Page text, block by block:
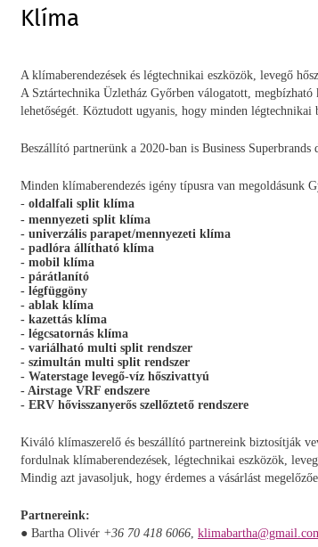
Klíma
A klímaberendezések és légtechnikai eszközök, levegő
A Sztártechnika Üzletház Győrben válogatott,
lehetőségét. Köztudott ugyanis, hogy minden
Beszállító partnerünk a 2020-ban is Business Superbrands
Minden klímaberendezés igény típusra van megoldásunk
- oldalfali split klíma
- mennyezeti split klíma
- univerzális parapet/mennyezeti klíma
- padlóra állítható klíma
- mobil klíma
- párátlanító
- légfüggöny
- ablak klíma
- kazettás klíma
- légcsatornás klíma
- variálható multi split rendszer
- szimultán multi split rendszer
- Waterstage levegő-víz hőszivattyú
- Airstage VRF endszere
- ERV hővisszanyerős szellőztető rendszere
Kiváló klímaszerelő és beszállító partnereink biztosítják
fordulnak klímaberendezések, légtechnikai eszközök,
Mindig azt javasoljuk, hogy érdemes a vásárlást
Partnereink:
● Bartha Olivér +36 70 418 6066